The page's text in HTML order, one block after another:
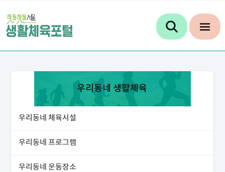
우리동네 생활체육
우리동네 체육시설
우리동네 프로그램
우리동네 운동장소